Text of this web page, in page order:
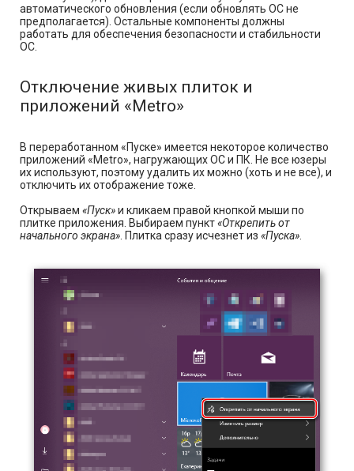
автоматического обновления (если обновлять ОС не
предполагается). Остальные компоненты должны
работать для обеспечения безопасности и стабильности
ОС.
Отключение живых плиток и
приложений «Metro»
В переработанном «Пуске» имеется некоторое количество
приложений «Metro», нагружающих ОС и ПК. Не все юзеры
их используют, поэтому удалить их можно (хоть и не все), и
отключить их отображение тоже.
Открываем «Пуск»и кликаем правой кнопкой мыши по
плитке приложения. Выбираем пункт«Открепить от
начального экрана». Плитка сразу исчезнет из «Пуска».